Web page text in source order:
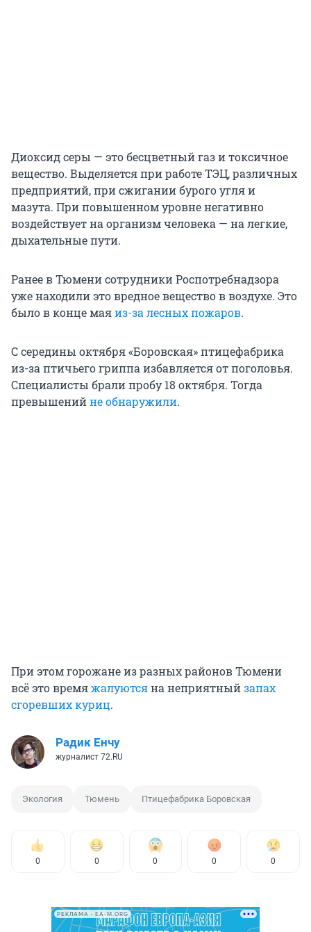
Диоксид серы — это бесцветный газ и токсичное
вещество. Выделяется при работе ТЭЦ, различных
предприятий, при сжигании бурого угля и
мазута. При повышенном уровне негативно
воздействует на организм человека — на легкие,
дыхательные пути.
Ранее в Тюмени сотрудники Роспотребнадзора
уже находили это вредное вещество в воздухе. Это
было в конце маяиз-за лесных пожаров.
С середины октября «Боровская» птицефабрика
из-за птичьего гриппа избавляется от поголовья.
Специалисты брали пробу 18 октября. Тогда
превышенийне обнаружили.
При этом горожане из разных районов Тюмени
всё это времяжалуютсяна неприятныйзапах
сгоревших куриц.
Радик Енчу
журналист 72.RU
Экология Тюмень Птицефабрика Боровская
0 0 0 0 0
РЕКЛАМА • EA-M.ORG